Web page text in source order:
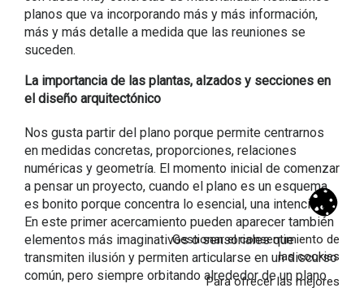
Gestionar el consentimiento de
las cookies
Para ofrecer las mejores
Archivo
relatos
noticias
Proyectos
planos que va incorporando más y más información,
más y más detalle a medida que las reuniones se
suceden.
La importancia de las plantas, alzados y secciones en
el diseño arquitectónico
Nos gusta partir del plano porque permite centrarnos
en medidas concretas, proporciones, relaciones
numéricas y geometría. El momento inicial de comenzar
a pensar un proyecto, cuando el plano es un esquema,
es bonito porque concentra lo esencial, una intención.
En este primer acercamiento pueden aparecer también
elementos más imaginativos o sensoriales que
transmiten ilusión y permiten articularse en un discurso
común, pero siempre orbitando alrededor de un plano